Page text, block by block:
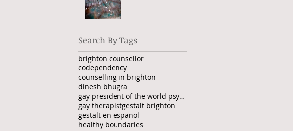
Search By Tags
brighton counsellor
codependency
counselling in brighton
dinesh bhugra
gay president of the world psychiatric association
gay therapistgestalt brighton
gestalt en español
healthy boundaries